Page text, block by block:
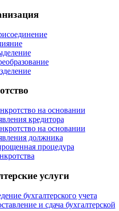
на основании
кредитора
на основании
должника
процедура
услуги
бухгалтерского учета
и сдача бухгалтерской